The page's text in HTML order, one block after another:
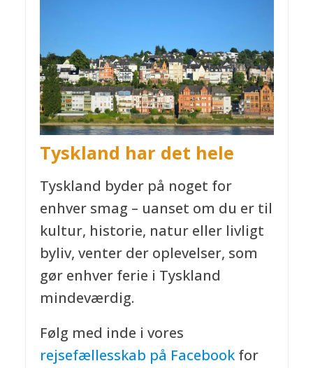
Tyskland har det hele
Tyskland byder på noget for
enhver smag – uanset om du er til
kultur, historie, natur eller livligt
byliv, venter der oplevelser, som
gør enhver ferie i Tyskland
mindeværdig.
Følg med inde i vores
rejsefællesskab på Facebookfor